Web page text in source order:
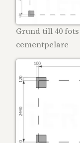
Grund till 40
cementpelare